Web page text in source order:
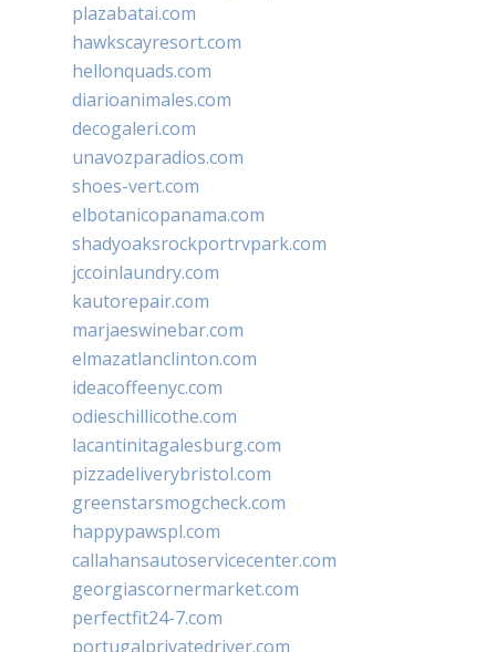
plazabatai.com
hawkscayresort.com
hellonquads.com
diarioanimales.com
decogaleri.com
unavozparadios.com
shoes-vert.com
elbotanicopanama.com
shadyoaksrockportrvpark.com
jccoinlaundry.com
kautorepair.com
marjaeswinebar.com
elmazatlanclinton.com
ideacoffeenyc.com
odieschillicothe.com
lacantinitagalesburg.com
pizzadeliverybristol.com
greenstarsmogcheck.com
happypawspl.com
callahansautoservicecenter.com
georgiascornermarket.com
perfectfit24-7.com
portugalprivatedriver.com